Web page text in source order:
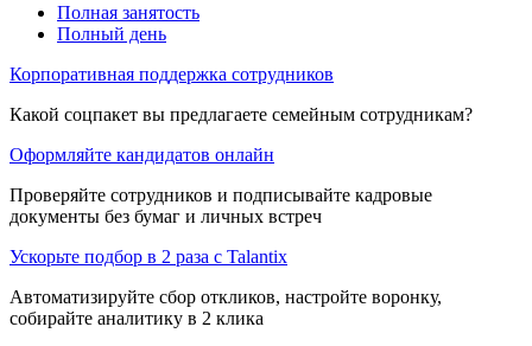
Полная занятость
Полный день
Корпоративная поддержка сотрудников
Какой соцпакет вы предлагаете семейным сотрудникам?
Оформляйте кандидатов онлайн
Проверяйте сотрудников и подписывайте кадровые
документы без бумаг и личных встреч
Ускорьте подбор в 2 раза с Talantix
Автоматизируйте сбор откликов, настройте воронку,
собирайте аналитику в 2 клика